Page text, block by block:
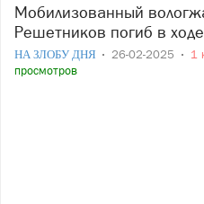
Мобилизованный вологжанин Дмитрий
Решетников погиб в
НА ЗЛОБУ ДНЯ 26-02-2025 1
просмотров